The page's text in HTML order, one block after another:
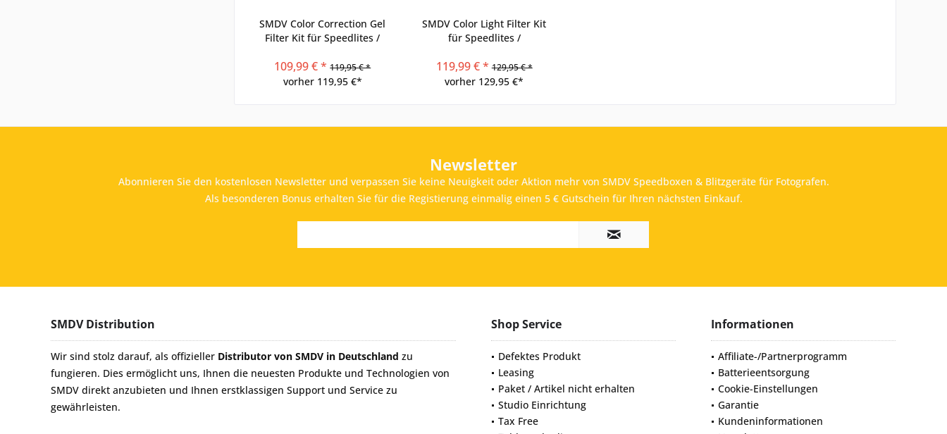
SMDV Color Correction Gel
Filter Kit für Speedlites /
109,99 € * 119,95 € *
vorher 119,95 €*
SMDV Color Light Filter Kit
für Speedlites /
119,99 € * 129,95 € *
vorher 129,95 €*
Newsletter
Abonnieren Sie den kostenlosen Newsletter und verpassen Sie keine Neuigkeit oder Aktion mehr von SMDV Speedboxen & Blitzgeräte für Fotografen.
Als besonderen Bonus erhalten Sie für die Registierung einmalig einen 5 € Gutschein für Ihren nächsten Einkauf.
SMDV Distribution
Wir sind stolz darauf, als offizieller Distributor von SMDV in Deutschland zu
fungieren. Dies ermöglicht uns, Ihnen die neuesten Produkte und Technologien von
SMDV direkt anzubieten und Ihnen erstklassigen Support und Service zu
gewährleisten.
Shop Service
Defektes Produkt
Leasing
Paket / Artikel nicht erhalten
Studio Einrichtung
Tax Free
Informationen
Affiliate-/Partnerprogramm
Batterieentsorgung
Cookie-Einstellungen
Garantie
Kundeninformationen